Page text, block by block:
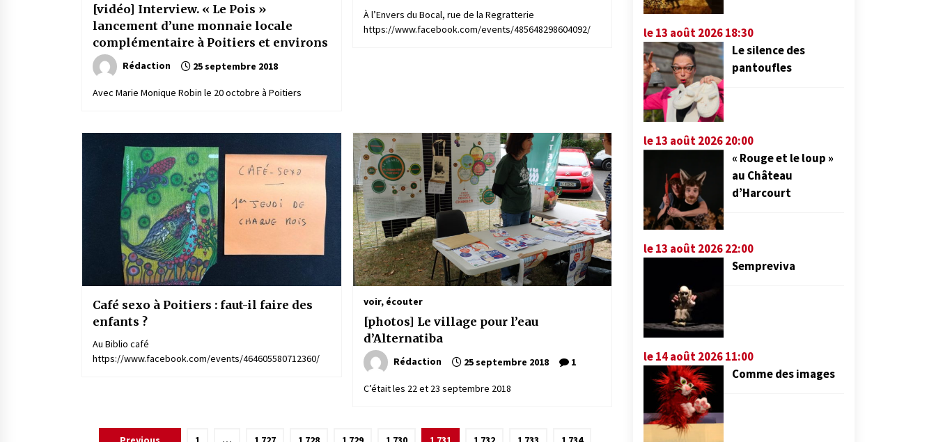
[vidéo] Interview. « Le Pois »
lancement d’une monnaie locale
complémentaire à Poitiers et environs
Rédaction 25 septembre 2018
Avec Marie Monique Robin le 20 octobre à Poitiers
À l’Envers du Bocal, rue de la Regratterie
https://www.facebook.com/events/485648298604092/
Café sexo à Poitiers : faut-il faire des
enfants ?
Au Biblio café
https://www.facebook.com/events/464605580712360/
voir, écouter
[photos] Le village pour l’eau
d’Alternatiba
Rédaction 25 septembre 2018 1
C’était les 22 et 23 septembre 2018
Pagination
le 13 août 2026 18:30
Le silence des
pantoufles
le 13 août 2026 20:00
« Rouge et le loup »
au Château
d’Harcourt
le 13 août 2026 22:00
Sempreviva
le 14 août 2026 11:00
Comme des images